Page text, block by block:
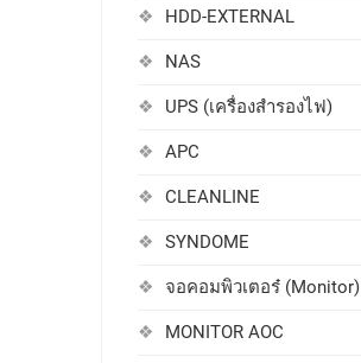
HDD-EXTERNAL
NAS
UPS (เครื่องสำรองไฟ)
APC
CLEANLINE
SYNDOME
จอคอมพิวเตอร๋ (Monitor)
MONITOR AOC